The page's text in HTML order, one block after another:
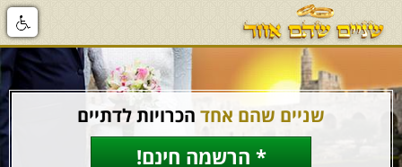
שניים שהם אחד הכרויות לדתיים
* הרשמה חינם!